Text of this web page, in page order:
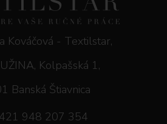
Kováčová - Textilstar,
Kolpašská 1,
Banská Štiavnica
948 207 354